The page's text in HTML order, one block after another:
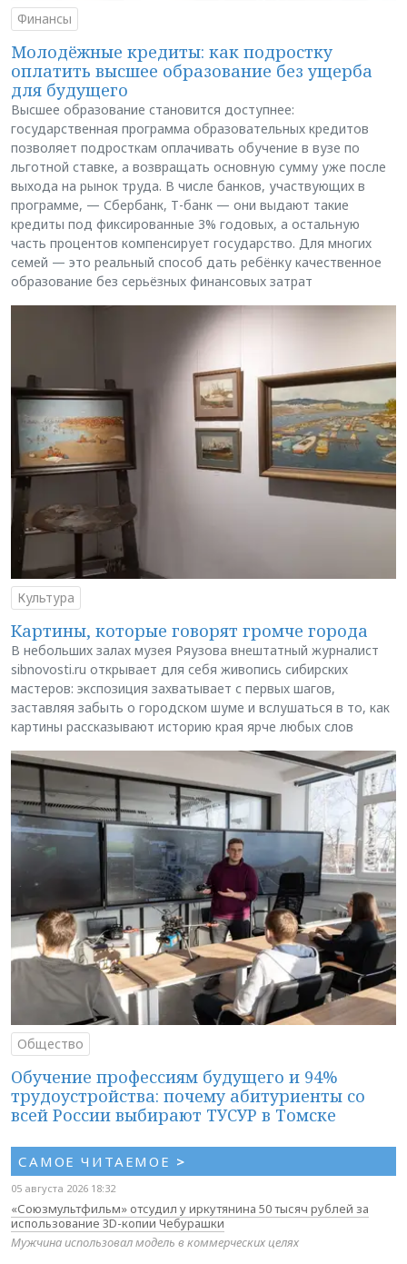
Финансы
Молодёжные кредиты: как подростку
оплатить высшее образование без ущерба
для будущего
Высшее образование становится доступнее:
государственная программа образовательных кредитов
позволяет подросткам оплачивать обучение в вузе по
льготной ставке, а возвращать основную сумму уже после
выхода на рынок труда. В числе банков, участвующих в
программе, — Сбербанк, Т-банк — они выдают такие
кредиты под фиксированные 3% годовых, а остальную
часть процентов компенсирует государство. Для многих
семей — это реальный способ дать ребёнку качественное
образование без серьёзных финансовых затрат
Культура
Картины, которые говорят громче города
В небольших залах музея Ряузова внештатный журналист
sibnovosti.ru открывает для себя живопись сибирских
мастеров: экспозиция захватывает с первых шагов,
заставляя забыть о городском шуме и вслушаться в то, как
картины рассказывают историю края ярче любых слов
Общество
Обучение профессиям будущего и 94%
трудоустройства: почему абитуриенты со
всей России выбирают ТУСУР в Томске
САМОЕ ЧИТАЕМОЕ >
05 августа 2026 18:32
«Союзмультфильм» отсудил у иркутянина 50 тысяч рублей за
использование 3D-копии Чебурашки
Мужчина использовал модель в коммерческих целях